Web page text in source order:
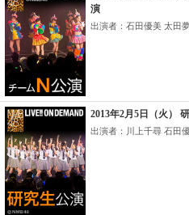
演
出演者：石田優美 太田
2013年2月5日（火）
出演者：川上千尋 石田